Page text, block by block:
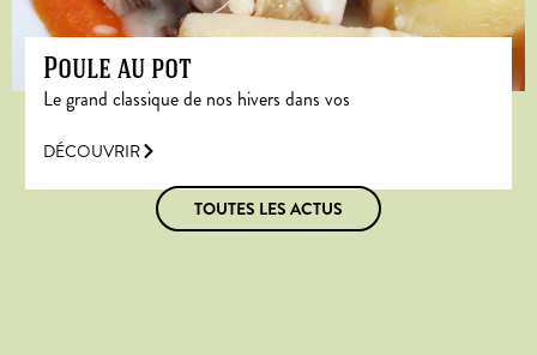
Poule au pot
Le grand classique de nos hivers dans vos
DÉCOUVRIR
TOUTES LES ACTUS